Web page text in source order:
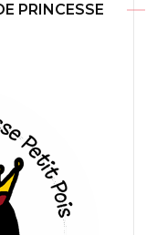
PRINCESSE